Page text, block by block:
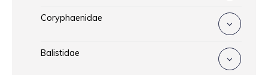
Coryphaenidae
Balistidae